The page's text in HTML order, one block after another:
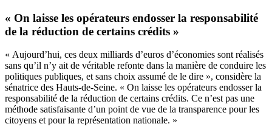
« On laisse les opérateurs endosser la responsabilité
de la réduction de certains crédits »
« Aujourd’hui, ces deux milliards d’euros d’économies sont réalisés
sans qu’il n’y ait de véritable refonte dans la manière de conduire les
politiques publiques, et sans choix assumé de le dire », considère la
sénatrice des Hauts-de-Seine. « On laisse les opérateurs endosser la
responsabilité de la réduction de certains crédits. Ce n’est pas une
méthode satisfaisante d’un point de vue de la transparence pour les
citoyens et pour la représentation nationale. »